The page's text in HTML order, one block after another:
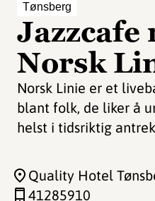
Tønsberg
Jazzcafe
Norsk
Norsk Linie er et
blant folk, de liker å
helst i tidsriktig
Quality Hotel
41285910